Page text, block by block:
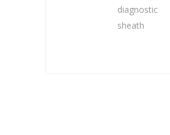
diagnostic
sheath